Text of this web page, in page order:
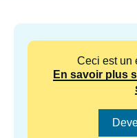
Ceci est un
En savoir plus